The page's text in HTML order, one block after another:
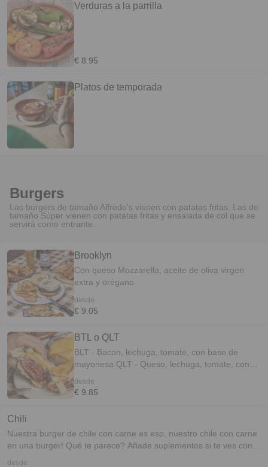
Verduras a la parrilla
€ 8.95
Platos de temporada
Burgers
Las burgers de tamaño Alfredo's vienen con patatas fritas. Las de
tamaño Súper vienen con patatas fritas y ensalada de col que se
servirá como entrante.
Brooklyn
Con queso Mozzarella, aceite de oliva virgen
extra y orégano
desde
€ 9.05
BTL o QLT
BLT - Bacon, lechuga, tomate, con base de
mayonesa QLT - Queso, lechuga, tomate, con
desde
€ 9.85
Chili
Nuestra burger de chile con carne es eso, nuestro chile con carne
en una burger! Qué te parece? Añade suplementos si te ves con
desde